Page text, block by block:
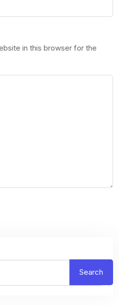
in this browser for the
Search